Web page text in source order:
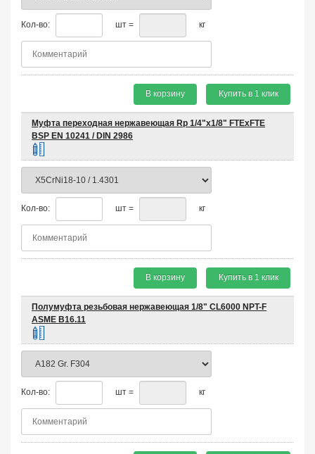
Кол-во: шт = кг
В корзину Купить в 1 клик
Муфта переходная нержавеющая Rp 1/4"х1/8" FTEхFTE
BSP EN 10241 / DIN 2986
Кол-во: шт = кг
В корзину Купить в 1 клик
Полумуфта резьбовая нержавеющая 1/8" CL6000 NPT-F
ASME B16.11
Кол-во: шт = кг